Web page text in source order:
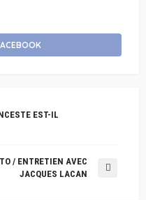
EST-IL
/ ENTRETIEN AVEC
JACQUES LACAN